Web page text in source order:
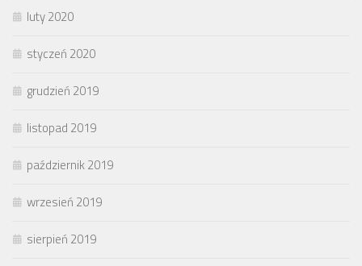
luty 2020
styczeń 2020
grudzień 2019
listopad 2019
październik 2019
wrzesień 2019
sierpień 2019